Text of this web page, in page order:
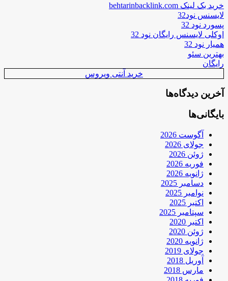
خرید بک لینک behtarinbacklink.com
لایسنس نود32
پسورد نود 32
اوکلی لایسنس رایگان نود 32
همیار نود 32
بهترین سئو
رایگان
خرید آنتی ویروس
آخرین دیدگاه‌ها
بایگانی‌ها
آگوست 2026
جولای 2026
ژوئن 2026
فوریه 2026
ژانویه 2026
دسامبر 2025
نوامبر 2025
اکتبر 2025
سپتامبر 2025
اکتبر 2020
ژوئن 2020
ژانویه 2020
جولای 2019
آوریل 2018
مارس 2018